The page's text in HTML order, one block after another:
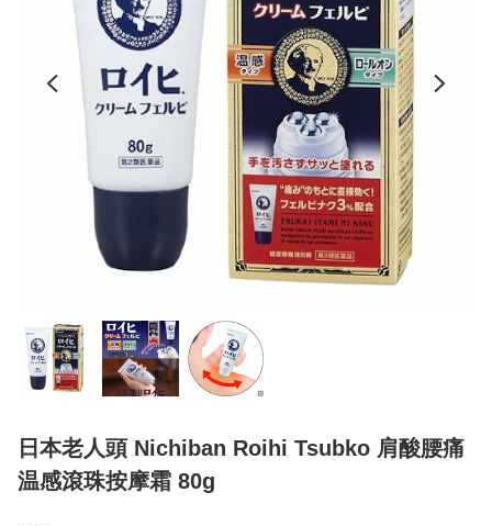
日本老人頭 Nichiban Roihi Tsubko 肩酸腰痛
温感滾珠按摩霜 80g